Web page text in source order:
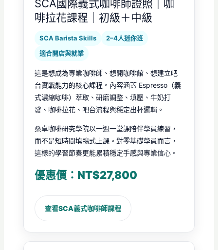
SCA國際義式咖啡師證照｜咖
啡拉花課程｜初級＋中級
SCA Barista Skills
2–4人迷你班
適合開店與就業
這是想成為專業咖啡師、想開咖啡館、想建立吧
台實戰能力的核心課程。內容涵蓋 Espresso（義
式濃縮咖啡）萃取、研磨調整、填壓、牛奶打
發、咖啡拉花、吧台流程與穩定出杯邏輯。
桑卓咖啡研究學院以一週一堂課陪伴學員練習，
而不是短時間填鴨式上課。對零基礎學員而言，
這樣的學習節奏更能累積穩定手感與專業信心。
優惠價：NT$27,800
查看SCA義式咖啡師課程